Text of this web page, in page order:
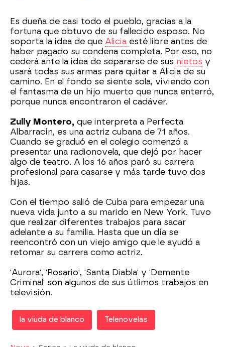
Es dueña de casi todo el pueblo, gracias a la
fortuna que obtuvo de su fallecido esposo. No
soporta la idea de que Alicia esté libre antes de
haber pagado su condena completa. Por eso, no
cederá ante la idea de separarse de sus nietos y
usará todas sus armas para quitar a Alicia de su
camino. En el fondo se siente sola, viviendo con
el fantasma de un hijo muerto que nunca enterró,
porque nunca encontraron el cadáver.
Zully Montero, que interpreta a Perfecta
Albarracín, es una actriz cubana de 71 años.
Cuando se graduó en el colegio comenzó a
presentar una radionovela, que dejó por hacer
algo de teatro. A los 16 años paró su carrera
profesional para casarse y más tarde tuvo dos
hijas.
Con el tiempo salió de Cuba para empezar una
nueva vida junto a su marido en New York. Tuvo
que realizar diferentes trabajos para sacar
adelante a su familia. Hasta que un día se
reencontró con un viejo amigo que le ayudó a
retomar su carrera como actriz.
'Aurora', 'Rosario', 'Santa Diabla' y 'Demente
Criminal' son algunos de sus útlimos trabajos en
televisión.
la viuda de blanco Telenovelas